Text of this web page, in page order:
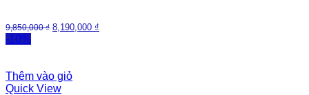
9,850,000₫ 8,190,000 ₫
-10%
Thêm vào giỏ
Quick View